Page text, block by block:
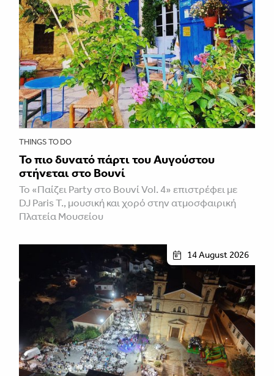
THINGS TO DO
Το πιο δυνατό πάρτι του Αυγούστου
στήνεται στο Βουνί
Το «Παίζει Party στο Βουνί Vol. 4» επιστρέφει με
DJ Paris T., μουσική και χορό στην ατμοσφαιρική
Πλατεία Μουσείου
14 August 2026